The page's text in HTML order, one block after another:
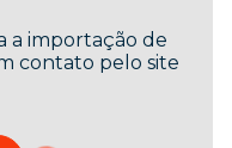
a importação de
contato pelo site